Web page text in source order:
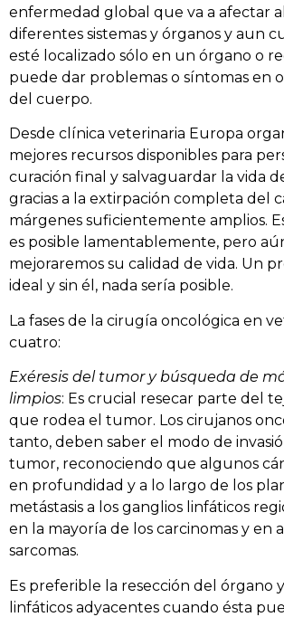
enfermedad global que va a afectar
diferentes sistemas y órganos y aun
esté localizado sólo en un órgano o
puede dar problemas o síntomas en
del cuerpo.
Desde clínica veterinaria Europa
mejores recursos disponibles para
curación final y salvaguardar la vida
gracias a la extirpación completa del
márgenes suficientemente amplios.
es posible lamentablemente, pero
mejoraremos su calidad de vida. Un
ideal y sin él, nada sería posible.
La fases de la cirugía oncológica en
cuatro:
Exéresis del tumor y búsqueda de
limpios: Es crucial resecar parte del
que rodea el tumor. Los cirujanos
tanto, deben saber el modo de
tumor, reconociendo que algunos
en profundidad y a lo largo de los
metástasis a los ganglios linfáticos
en la mayoría de los carcinomas y en
sarcomas.
Es preferible la resección del órgano
linfáticos adyacentes cuando ésta